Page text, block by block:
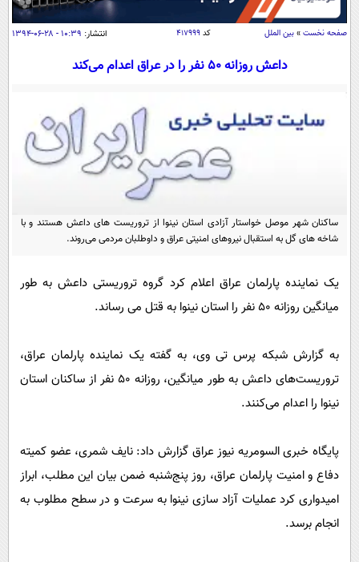
اقتصاد
اقتصادی
جامعه
حوادث
یک برش دانایی
سفر و تفریح
بین الملل
علم و دانش
علمی
گوناگون
باشگاه مغز
مجله تصویری سلاح
اقتصاد
ورزش
حوادث
محیط زیست
عصر ایران 2
خواندنی ها و دیدنی ها
پیامک
دانلود
آموزش زبان
صفحه نخست » بین الملل کد ۴۱۷۹۹۹ انتشار: ۱۰:۳۹ - ۲۸-۰۶-۱۳۹۴
داعش روزانه 50 نفر را در عراق اعدام می‌کند
ساکنان شهر موصل خواستار آزادی استان نینوا از تروریست های داعش هستند و با
شاخه های گل به استقبال نیروهای امنیتی عراق و داوطلبان مردمی می‌روند.
یک نماینده پارلمان عراق اعلام کرد گروه تروریستی داعش به طور
میانگین روزانه 50 نفر را استان نینوا به قتل می رساند.
به گزارش شبکه پرس تی وی، به گفته یک نماینده پارلمان عراق،
تروریست‌های داعش به طور میانگین، روزانه 50 نفر از ساکنان استان
نینوا را اعدام می‌کنند.
پایگاه خبری السومریه نیوز عراق گزارش داد: نایف شمری، عضو کمیته
دفاع و امنیت پارلمان عراق، روز پنج‌شنبه ضمن بیان این مطلب، ابراز
امیدواری کرد عملیات آزاد سازی نینوا به سرعت و در سطح مطلوب به
انجام برسد.